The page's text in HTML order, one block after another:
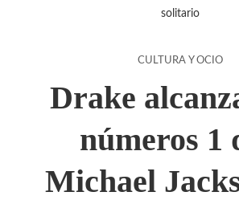
solitario
CULTURA Y OCIO
Drake
números 1
Michael